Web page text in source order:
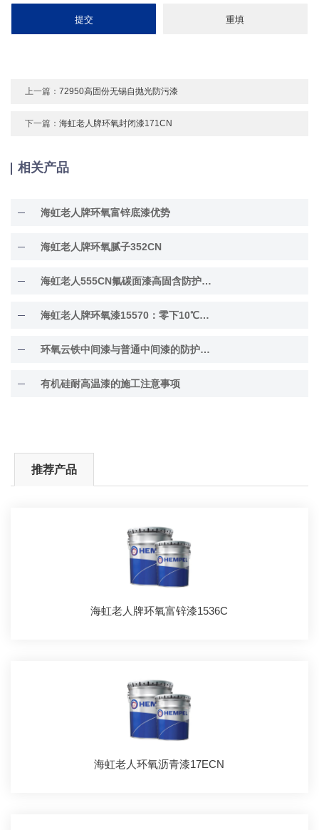
上一篇：72950高固份无锡自抛光防污漆
下一篇：海虹老人牌环氧封闭漆171CN
相关产品
海虹老人牌环氧富锌底漆优势
海虹老人牌环氧腻子352CN
海虹老人555CN氟碳面漆高固含防护面漆
海虹老人牌环氧漆15570：零下10℃低温固化
环氧云铁中间漆与普通中间漆的防护差异解析
有机硅耐高温漆的施工注意事项
推荐产品
海虹老人牌环氧富锌漆1536C
海虹老人环氧沥青漆17ECN